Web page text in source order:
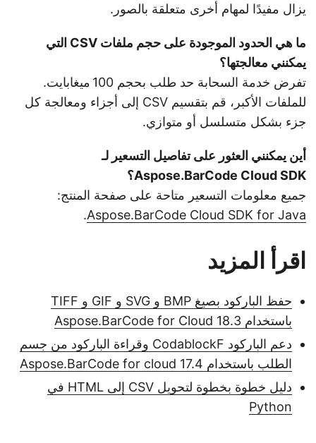
يزال مفيدًا لمهام أخرى متعلقة بالصور.
ما هي الحدود الموجودة على حجم ملفات CSV التي
يمكنني معالجتها؟
تفرض خدمة السحابة حد طلب بحجم 100 ميغابايت.
للملفات الأكبر، قم بتقسيم CSV إلى أجزاء ومعالجة كل
جزء بشكل متسلسل أو متوازي.
أين يمكنني العثور على تفاصيل التسعير لـ
Aspose.BarCode Cloud SDK؟
جميع معلومات التسعير متاحة على صفحة المنتج:
Aspose.BarCode Cloud SDK for Java
.
اقرأ المزيد
حفظ الباركود بصيغ BMP و SVG و GIF و TIFF
باستخدام Aspose.BarCode for Cloud 18.3
دعم الباركود CodablockF وقراءة الباركود من جسم
الطلب باستخدام Aspose.BarCode for cloud 17.4
دليل خطوة بخطوة لتحويل CSV إلى HTML في
Python